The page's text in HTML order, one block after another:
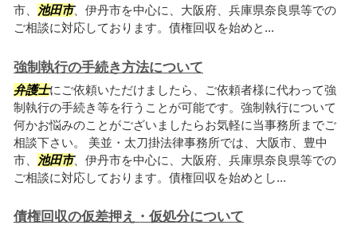
市、
池田市、伊丹市を中心に、大阪府、兵庫県奈良県等での
ご相談に対応しております。債権回収を始めと...
強制執行の手続き方法について
弁護士にご依頼いただけましたら、ご依頼者様に代わって強
制執行の手続き等を行うことが可能です。強制執行について
何かお悩みのことがございましたらお気軽に当事務所までご
相談下さい。 美並・太刀掛法律事務所では、大阪市、豊中
市、
池田市、伊丹市を中心に、大阪府、兵庫県奈良県等での
ご相談に対応しております。債権回収を始めとし...
債権回収の仮差押え・仮処分について